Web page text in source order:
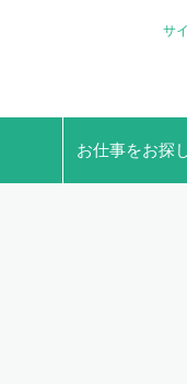
サ
お仕事をお探